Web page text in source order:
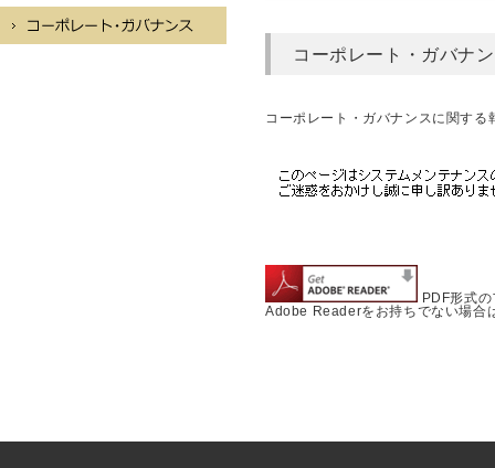
コーポレート・ガバナ
コーポレート・ガバナンスに関する
PDF形式
Adobe Readerをお持ちでない場合